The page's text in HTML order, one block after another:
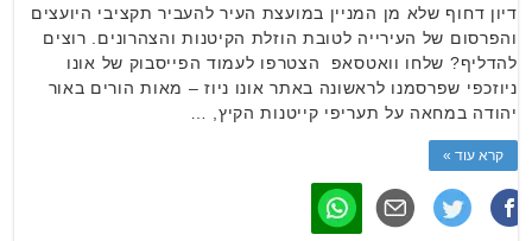
דיון דחוף שלא מן המניין במועצת העיר להעביר תקציבי היועצים
והפרסום של העירייה לטובת הוזלת הקיטנות והצהרונים. רוצים
להדליף? שלחו וואטסאפ הצטרפו לעמוד הפייסבוק של אונו
ניוזכפי שפרסמנו לראשונה באתר אונו ניוז – מאות הורים באור
יהודה במחאה על תעריפי קייטנות הקיץ, …
קרא עוד »